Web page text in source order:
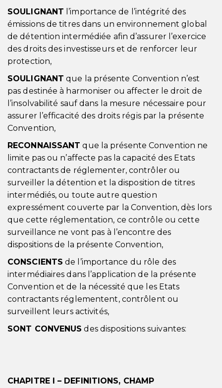
SOULIGNANT l’importance de l’intégrité des
émissions de titres dans un environnement global
de détention intermédiée afin d’assurer l’exercice
des droits des investisseurs et de renforcer leur
protection,
SOULIGNANT que la présente Convention n’est
pas destinée à harmoniser ou affecter le droit de
l’insolvabilité sauf dans la mesure nécessaire pour
assurer l’efficacité des droits régis par la présente
Convention,
RECONNAISSANT que la présente Convention ne
limite pas ou n’affecte pas la capacité des Etats
contractants de réglementer, contrôler ou
surveiller la détention et la disposition de titres
intermédiés, ou toute autre question
expressément couverte par la Convention, dès lors
que cette réglementation, ce contrôle ou cette
surveillance ne vont pas à l’encontre des
dispositions de la présente Convention,
CONSCIENTS de l’importance du rôle des
intermédiaires dans l’application de la présente
Convention et de la nécessité que les Etats
contractants réglementent, contrôlent ou
surveillent leurs activités,
SONT CONVENUS des dispositions suivantes:
CHAPITRE I – DEFINITIONS, CHAMP